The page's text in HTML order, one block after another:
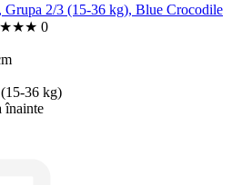
2/3 (15-36 kg), Blue Crocodile
★★★ 0
36 kg)
înainte